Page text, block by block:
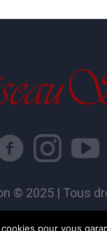
© 2025 | Tous
pour vous